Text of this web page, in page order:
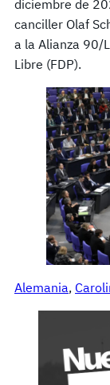
diciembre de
canciller Olaf
a la Alianza 90/
Libre (FDP).
Alemania,